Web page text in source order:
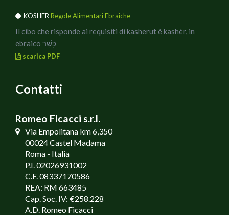
KOSHER Regole Alimentari Ebraiche
Il cibo che risponde ai requisiti di kasherut è kashèr, in
ebraico כָּשֵׁר
scarica PDF
Contatti
Romeo Ficacci s.r.l.
Via Empolitana km 6,350
00024 Castel Madama
Roma - Italia
P.I. 02026931002
C.F. 08337170586
REA: RM 663485
Cap. Soc. IV: €258.228
A.D. Romeo Ficacci